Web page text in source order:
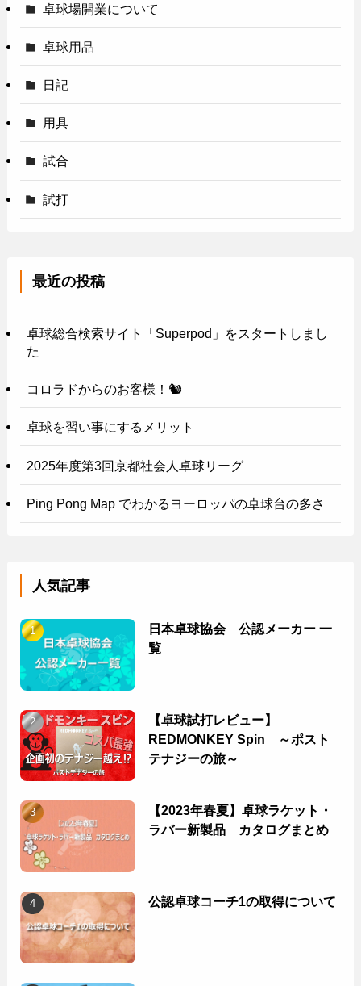
卓球場開業について
卓球用品
日記
用具
試合
試打
最近の投稿
卓球総合検索サイト「Superpod」をスタートしまし
た
コロラドからのお客様！🐿️
卓球を習い事にするメリット
2025年度第3回京都社会人卓球リーグ
Ping Pong Map でわかるヨーロッパの卓球台の多さ
人気記事
日本卓球協会 公認メーカー 一
覧
【卓球試打レビュー】
REDMONKEY Spin ～ポスト
テナジーの旅～
【2023年春夏】卓球ラケット・
ラバー新製品 カタログまとめ
公認卓球コーチ1の取得について